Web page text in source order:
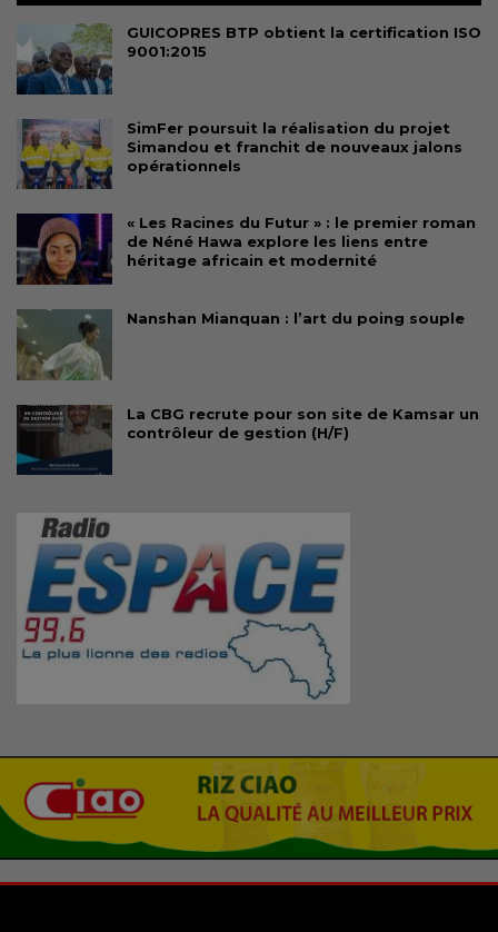
GUICOPRES BTP obtient la certification ISO
9001:2015
SimFer poursuit la réalisation du projet
Simandou et franchit de nouveaux jalons
opérationnels
« Les Racines du Futur » : le premier roman
de Néné Hawa explore les liens entre
héritage africain et modernité
Nanshan Mianquan : l’art du poing souple
La CBG recrute pour son site de Kamsar un
contrôleur de gestion (H/F)